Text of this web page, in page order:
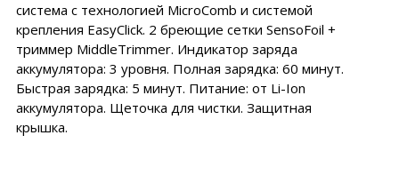
система с технологией MicroComb и системой
крепления EasyClick. 2 бреющие сетки SensoFoil +
триммер MiddleTrimmer. Индикатор заряда
аккумулятора: 3 уровня. Полная зарядка: 60 минут.
Быстрая зарядка: 5 минут. Питание: от Li-Ion
аккумулятора. Щеточка для чистки. Защитная
крышка.